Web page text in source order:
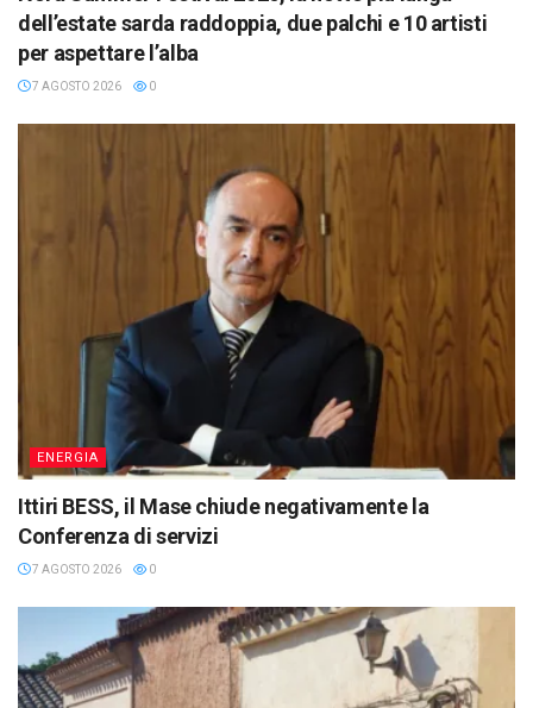
dell’estate sarda raddoppia, due palchi e 10 artisti
per aspettare l’alba
7 AGOSTO 2026 0
ENERGIA
Ittiri BESS, il Mase chiude negativamente la
Conferenza di servizi
7 AGOSTO 2026 0